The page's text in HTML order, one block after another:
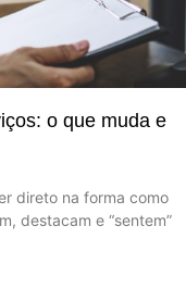
o que muda e
direto na forma como
destacam e “sentem”